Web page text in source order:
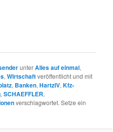
unterAlles auf einmal,
,Wirtschaftveröffentlicht und mit
, Banken,HartzIV,Kfz-
,SCHAEFFLER,
verschlagwortet. Setze ein